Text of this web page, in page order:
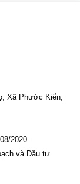
Xã Phước Kiển,
2020.
và Đầu tư